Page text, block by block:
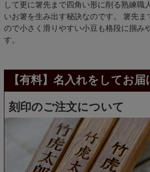
して更に箸先まで四角い形に削る熟練職
いお箸を生み出す秘訣なのです。 箸先ま
ので小さく滑りやすい小豆も格段に掴み
す。
【有料】名入れをしてお届
刻印のご注文について